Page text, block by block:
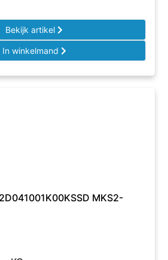
Bekijk artikel
In winkelmand
MKS2-